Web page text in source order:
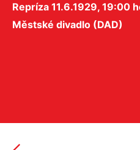
Repríza 11.6.1929, 19:00
Městské divadlo (DAD)